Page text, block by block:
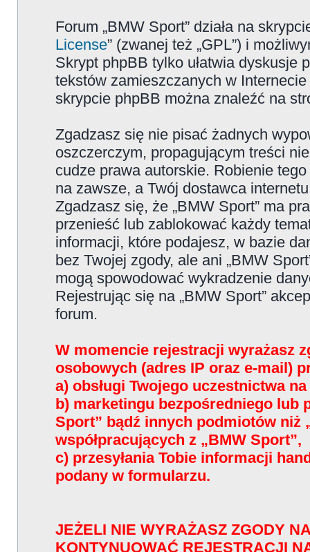
Forum „BMW Sport” działa na
License” (zwanej też „GPL”) i
Skrypt phpBB tylko ułatwia dyskusje
tekstów zamieszczanych w
skrypcie phpBB można znaleźć na
Zgadzasz się nie pisać żadnych
oszczerczym, propagującym treści
cudze prawa autorskie. Robienie
na zawsze, a Twój dostawca
Zgadzasz się, że „BMW Sport” ma
przenieść lub zablokować każdy
informacji, które podajesz, w bazie
bez Twojej zgody, ale ani „BMW
mogą spowodować wykradzenie
Rejestrując się na „BMW Sport”
forum.
W momencie rejestracji wyrażasz
osobowych (adres IP oraz e-mail)
a) obsługi Twojego uczestnictwa
b) marketingu bezpośredniego lub
Sport” bądź innych podmiotów niż
współpracujących z „BMW Sport”,
c) przesyłania Tobie informacji
podany w formularzu.
JEŻELI NIE WYRAŻASZ ZGODY
KONTYNUOWAĆ REJESTRACJI